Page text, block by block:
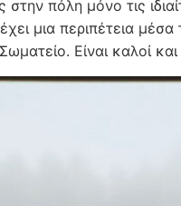
στην πόλη μόνο τις
μια περιπέτεια
Είναι καλοί